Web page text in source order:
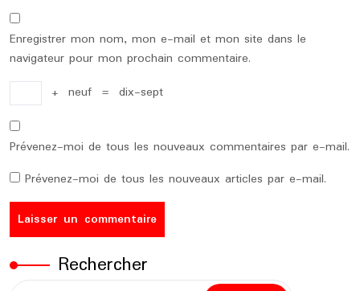
Enregistrer mon nom, mon e-mail et mon site dans le
navigateur pour mon prochain commentaire.
+ neuf = dix-sept
Prévenez-moi de tous les nouveaux commentaires par e-mail.
Prévenez-moi de tous les nouveaux articles par e-mail.
Rechercher